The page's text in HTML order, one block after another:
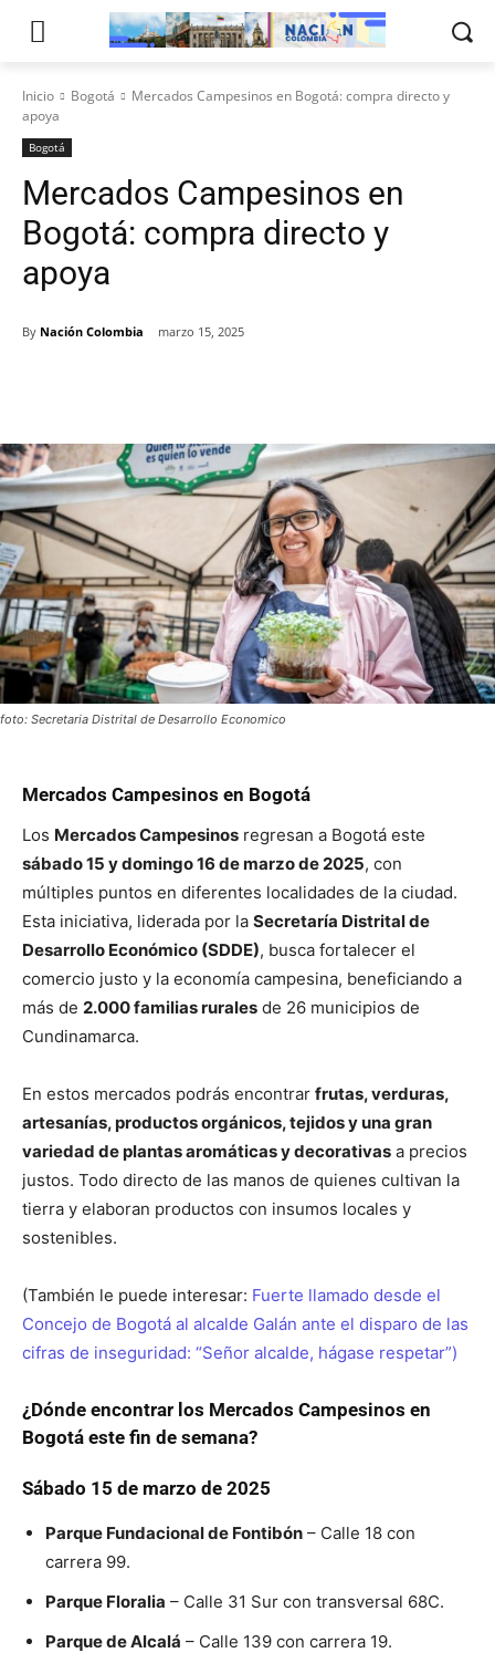
Inicio Bogotá
Mercados Campesinos en Bogotá: compra directo y
apoya
Bogotá
Mercados Campesinos en
Bogotá: compra directo y
apoya
By Nación Colombia marzo 15, 2025
foto: Secretaria Distrital de Desarrollo Economico
Mercados Campesinos en Bogotá
Los Mercados Campesinos regresan a Bogotá este
sábado 15 y domingo 16 de marzo de 2025, con
múltiples puntos en diferentes localidades de la ciudad.
Esta iniciativa, liderada por la Secretaría Distrital de
Desarrollo Económico (SDDE), busca fortalecer el
comercio justo y la economía campesina, beneficiando a
más de 2.000 familias rurales de 26 municipios de
Cundinamarca.
En estos mercados podrás encontrar frutas, verduras,
artesanías, productos orgánicos, tejidos y una gran
variedad de plantas aromáticas y decorativas a precios
justos. Todo directo de las manos de quienes cultivan la
tierra y elaboran productos con insumos locales y
sostenibles.
(También le puede interesar: Fuerte llamado desde el
Concejo de Bogotá al alcalde Galán ante el disparo de las
cifras de inseguridad: “Señor alcalde, hágase respetar”)
¿Dónde encontrar los Mercados Campesinos en
Bogotá este fin de semana?
Sábado 15 de marzo de 2025
Parque Fundacional de Fontibón – Calle 18 con
carrera 99.
Parque Floralia – Calle 31 Sur con transversal 68C.
Parque de Alcalá – Calle 139 con carrera 19.